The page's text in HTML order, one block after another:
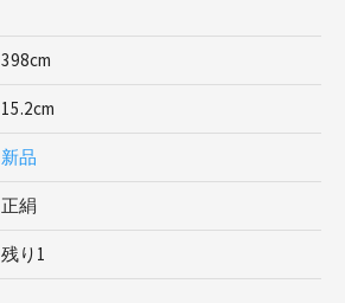
398cm
15.2cm
新品
正絹
残り1